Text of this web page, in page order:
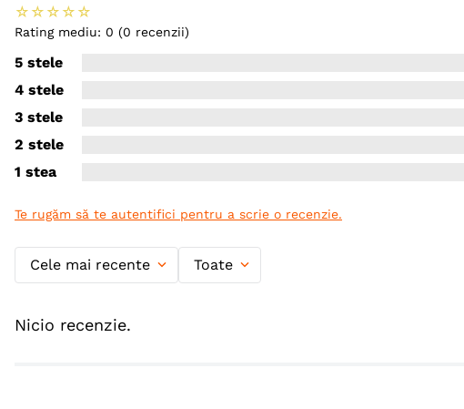
☆ ☆ ☆ ☆ ☆
Rating mediu: 0 (0 recenzii)
5 stele
4 stele
3 stele
2 stele
1 stea
Te rugăm să te autentifici pentru a scrie o recenzie.
Cele mai recente Toate
Nicio recenzie.